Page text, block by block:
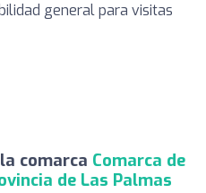
general para visitas
comarca Comarca de
de Las Palmas